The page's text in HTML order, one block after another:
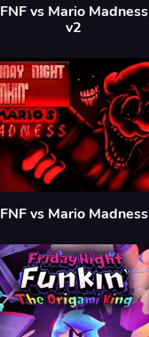
FNF vs Mario Madness
v2
FNF vs Mario Madness